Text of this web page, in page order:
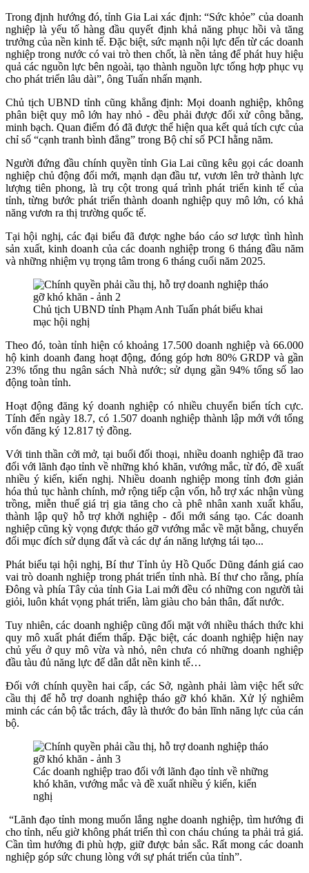
Trong định hướng đó, tỉnh Gia Lai xác định: “Sức khỏe” của doanh
nghiệp là yếu tố hàng đầu quyết định khả năng phục hồi và tăng
trưởng của nền kinh tế. Đặc biệt, sức mạnh nội lực đến từ các doanh
nghiệp trong nước có vai trò then chốt, là nền tảng để phát huy hiệu
quả các nguồn lực bên ngoài, tạo thành nguồn lực tổng hợp phục vụ
cho phát triển lâu dài”, ông Tuấn nhấn mạnh.
Chủ tịch UBND tỉnh cũng khẳng định: Mọi doanh nghiệp, không
phân biệt quy mô lớn hay nhỏ - đều phải được đối xử công bằng,
minh bạch. Quan điểm đó đã được thể hiện qua kết quả tích cực của
chỉ số “cạnh tranh bình đẳng” trong Bộ chỉ số PCI hằng năm.
Người đứng đầu chính quyền tỉnh Gia Lai cũng kêu gọi các doanh
nghiệp chủ động đổi mới, mạnh dạn đầu tư, vươn lên trở thành lực
lượng tiên phong, là trụ cột trong quá trình phát triển kinh tế của
tỉnh, từng bước phát triển thành doanh nghiệp quy mô lớn, có khả
năng vươn ra thị trường quốc tế.
Tại hội nghị, các đại biểu đã được nghe báo cáo sơ lược tình hình
sản xuất, kinh doanh của các doanh nghiệp trong 6 tháng đầu năm
và những nhiệm vụ trọng tâm trong 6 tháng cuối năm 2025.
Chủ tịch UBND tỉnh Phạm Anh Tuấn phát biểu khai
mạc hội nghị
Theo đó, toàn tỉnh hiện có khoảng 17.500 doanh nghiệp và 66.000
hộ kinh doanh đang hoạt động, đóng góp hơn 80% GRDP và gần
23% tổng thu ngân sách Nhà nước; sử dụng gần 94% tổng số lao
động toàn tỉnh.
Hoạt động đăng ký doanh nghiệp có nhiều chuyển biến tích cực.
Tính đến ngày 18.7, có 1.507 doanh nghiệp thành lập mới với tổng
vốn đăng ký 12.817 tỷ đồng.
Với tinh thần cởi mở, tại buổi đối thoại, nhiều doanh nghiệp đã trao
đổi với lãnh đạo tỉnh về những khó khăn, vướng mắc, từ đó, đề xuất
nhiều ý kiến, kiến nghị. Nhiều doanh nghiệp mong tỉnh đơn giản
hóa thủ tục hành chính, mở rộng tiếp cận vốn, hỗ trợ xác nhận vùng
trồng, miễn thuế giá trị gia tăng cho cà phê nhân xanh xuất khẩu,
thành lập quỹ hỗ trợ khởi nghiệp - đổi mới sáng tạo. Các doanh
nghiệp cũng kỳ vọng được tháo gỡ vướng mắc về mặt bằng, chuyển
đổi mục đích sử dụng đất và các dự án năng lượng tái tạo...
Phát biểu tại hội nghị, Bí thư Tỉnh ủy Hồ Quốc Dũng đánh giá cao
vai trò doanh nghiệp trong phát triển tỉnh nhà. Bí thư cho rằng, phía
Đông và phía Tây của tỉnh Gia Lai mới đều có những con người tài
giỏi, luôn khát vọng phát triển, làm giàu cho bản thân, đất nước.
Tuy nhiên, các doanh nghiệp cũng đối mặt với nhiều thách thức khi
quy mô xuất phát điểm thấp. Đặc biệt, các doanh nghiệp hiện nay
chủ yếu ở quy mô vừa và nhỏ, nên chưa có những doanh nghiệp
đầu tàu đủ năng lực để dẫn dắt nền kinh tế…
Đối với chính quyền hai cấp, các Sở, ngành phải làm việc hết sức
cầu thị để hỗ trợ doanh nghiệp tháo gỡ khó khăn. Xử lý nghiêm
minh các cán bộ tắc trách, đây là thước đo bản lĩnh năng lực của cán
bộ.
Các doanh nghiệp trao đổi với lãnh đạo tỉnh về những
khó khăn, vướng mắc và đề xuất nhiều ý kiến, kiến
nghị
“Lãnh đạo tỉnh mong muốn lắng nghe doanh nghiệp, tìm hướng đi
cho tỉnh, nếu giờ không phát triển thì con cháu chúng ta phải trả giá.
Cần tìm hướng đi phù hợp, giữ được bản sắc. Rất mong các doanh
nghiệp góp sức chung lòng với sự phát triển của tỉnh”.